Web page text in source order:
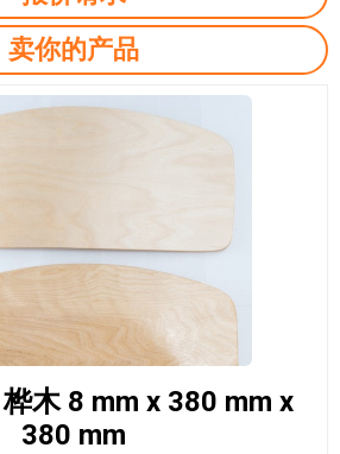
卖你的产品
木 8 mm x 380 mm x
380 mm